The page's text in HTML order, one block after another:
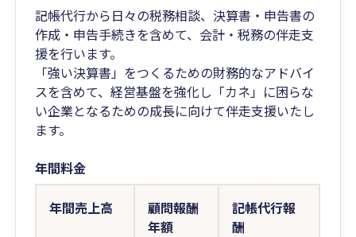
記帳代行から日々の税務相談、決算書・申告書の
作成・申告手続きを含めて、会計・税務の伴走支
援を行います。
「強い決算書」をつくるための財務的なアドバイ
スを含めて、経営基盤を強化し「カネ」に困らな
い企業となるための成長に向けて伴走支援いたし
ます。
年間料金
年間売上高
顧問報酬
年額
記帳代行報
酬